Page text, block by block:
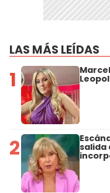
LAS MÁS LEÍDAS
1
2 salida